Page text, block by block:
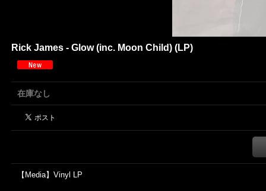
Rick James - Glow (inc. Moon Child) (LP)
在庫なし
【Media】Vinyl LP